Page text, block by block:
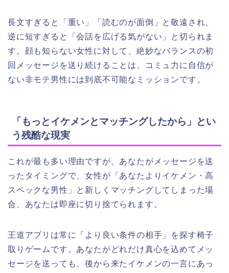
長文すぎると「重い」「読むのが面倒」と敬遠され、
逆に短すぎると「会話を広げる気がない」と切られま
す。顔も知らない女性に対して、絶妙なバランスの初
回メッセージを送り続けることは、コミュ力に自信が
ない非モテ男性には到底不可能なミッションです。
「もっとイケメンとマッチングしたから」とい
う残酷な現実
これが最も多い理由ですが、あなたがメッセージを送
ったタイミングで、女性が「あなたよりイケメン・高
スペックな男性」と新しくマッチングしてしまった場
合、あなたは即座に切り捨てられます。
王道アプリは常に「より良い条件の相手」を探す椅子
取りゲームです。あなたがどれだけ真心を込めてメッ
セージを送っても、後から来たイケメンの一言にあっ